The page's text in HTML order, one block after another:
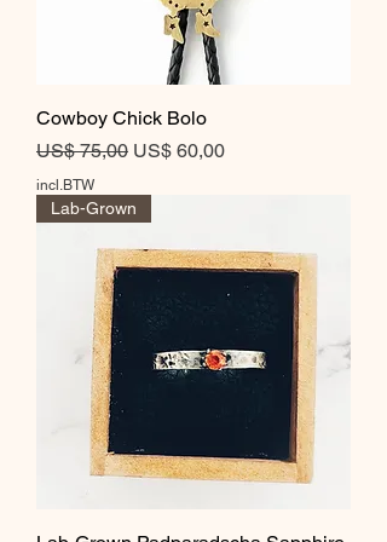
Cowboy Chick Bolo
Normale prijs
US$ 75,00 Verkoopprijs
US$ 60,00
incl.BTW
Lab-Grown